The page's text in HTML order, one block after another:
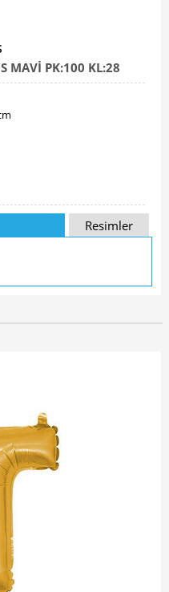
MAVİ PK:100 KL:28
Resimler